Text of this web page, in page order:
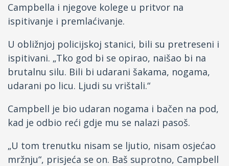
Campbella i njegove kolege u pritvor na
ispitivanje i premlaćivanje.
U obližnjoj policijskoj stanici, bili su pretreseni i
ispitivani. „Tko god bi se opirao, naišao bi na
brutalnu silu. Bili bi udarani šakama, nogama,
udarani po licu. Ljudi su vrištali.“
Campbell je bio udaran nogama i bačen na pod,
kad je odbio reći gdje mu se nalazi pasoš.
„U tom trenutku nisam se ljutio, nisam osjećao
mržnju“, prisjeća se on. Baš suprotno, Campbell